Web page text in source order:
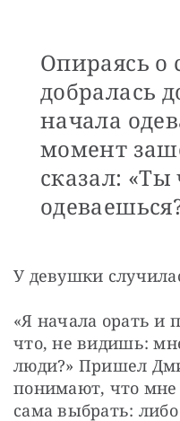
Опираясь о
добралась
начала
момент
сказал: «Ты
У девушки
«Я начала орать и
что, не видишь:
люди?» Пришел
понимают, что мне
сама выбрать: